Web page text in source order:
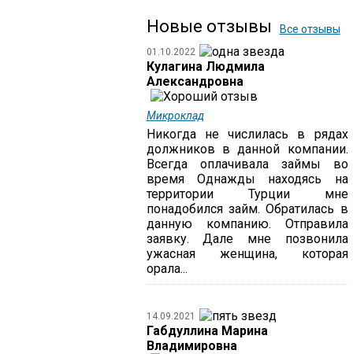
Новые отзывы Все отзывы
01.10.2022
Кулагина Людмила
Александровна
Микроклад
Никогда не числилась в рядах
должников в данной компании.
Всегда оплачивала займы во
время Однажды находясь на
территории Турции мне
понадобился займ. Обратилась в
данную компанию. Отправила
заявку. Дале мне позвонила
ужасная женщина, которая
орала...
14.09.2021
Габдуллина Марина
Владимировна